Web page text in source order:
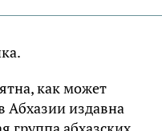
как может
Абхазии издавна